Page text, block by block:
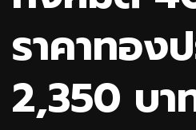
ราคาทอง
2,350 บา